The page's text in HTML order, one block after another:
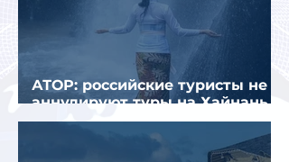
АТОР: российские туристы не
аннулируют туры на Хайнань
из-за тайфуна «Дельфин»